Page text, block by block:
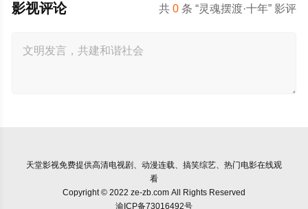
共0 条 “灵魂摆渡·十年” 影评
影视评论
天堂影视免费提供高清电视剧、动漫连载、搞笑综艺、热门电影在线观
看
Copyright © 2022 ze-zb.com All Rights Reserved
渝ICP备73016492号